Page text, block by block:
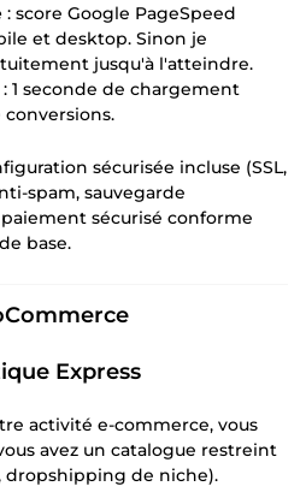
: score Google PageSpeed
et desktop. Sinon je
jusqu'à l'atteindre.
1 seconde de chargement
sécurisée incluse (SSL,
spam, sauvegarde
sécurisé conforme
base.
Express
activité e-commerce, vous
avez un catalogue restreint
dropshipping de niche).